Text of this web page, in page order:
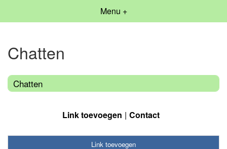
Menu +
Chatten
Chatten
Link toevoegen Contact
Link toevoegen